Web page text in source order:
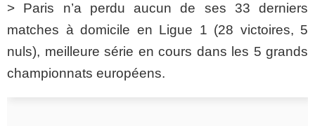
> Paris n’a perdu aucun de ses 33 derniers
matches à domicile en Ligue 1 (28 victoires, 5
nuls), meilleure série en cours dans les 5 grands
championnats européens.